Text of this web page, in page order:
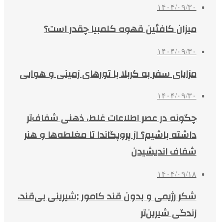
۱۴۰۴/۰۹/۳۰
میزان کافئین قهوه کلمبیا چقدر است؟
۱۴۰۴/۰۹/۳۰
مزایای سفر به کربلا با تورهای زمینی و هوایی
۱۴۰۴/۰۹/۳۰
چگونه در عصر اطلاعات غلط، ذهنی شفاف‌تر
داشته باشیم؟ از پروپگاندا تا مغلطه‌ها و هنر
شفاف اندیشیدن
۱۴۰۴/۰۹/۱۸
شکر رژیمی و بدون قند کامور ;شیرینی بی‌قند،
زندگی شیرین‌تر